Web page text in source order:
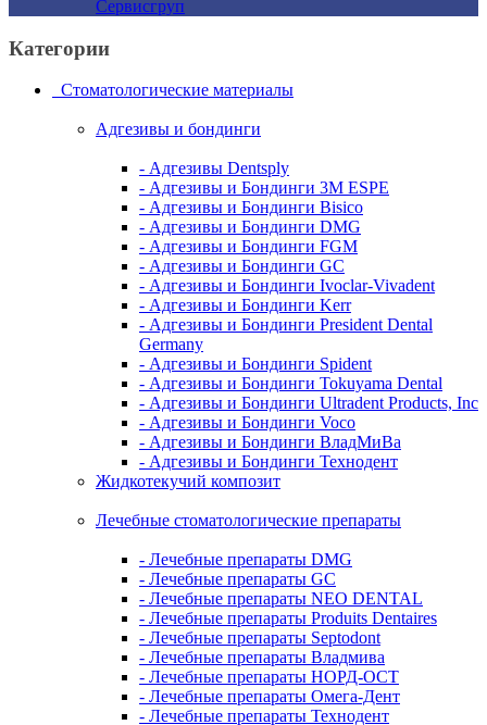
Сервисгруп
Категории
Стоматологические материалы
Адгезивы и бондинги
- Адгезивы Dentsply
- Адгезивы и Бондинги 3M ESPE
- Адгезивы и Бондинги Bisico
- Адгезивы и Бондинги DMG
- Адгезивы и Бондинги FGM
- Адгезивы и Бондинги GC
- Адгезивы и Бондинги Ivoclar-Vivadent
- Адгезивы и Бондинги Kerr
- Адгезивы и Бондинги President Dental
Germany
- Адгезивы и Бондинги Spident
- Адгезивы и Бондинги Tokuyama Dental
- Адгезивы и Бондинги Ultradent Products, Inc
- Адгезивы и Бондинги Voco
- Адгезивы и Бондинги ВладМиВа
- Адгезивы и Бондинги Технодент
Жидкотекучий композит
Лечебные стоматологические препараты
- Лечебные препараты DMG
- Лечебные препараты GC
- Лечебные препараты NEO DENTAL
- Лечебные препараты Produits Dentaires
- Лечебные препараты Septodont
- Лечебные препараты Владмива
- Лечебные препараты НОРД-ОСТ
- Лечебные препараты Омега-Дент
- Лечебные препараты Технодент